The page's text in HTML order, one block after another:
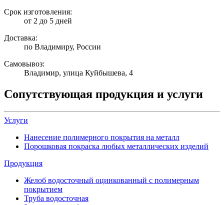
Срок изготовления:
от 2 до 5 дней
Доставка:
по Владимиру, России
Самовывоз:
Владимир, улица Куйбышева, 4
Сопутствующая продукция и услуги
Услуги
Нанесение полимерного покрытия на металл
Порошковая покраска любых металлических изделий
Продукция
Желоб водосточный оцинкованный с полимерным
покрытием
Труба водосточная